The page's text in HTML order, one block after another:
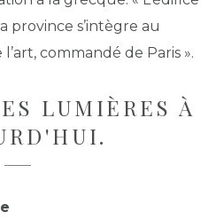
s’intègre au
commandé de Paris ».
LUMIÈRES À